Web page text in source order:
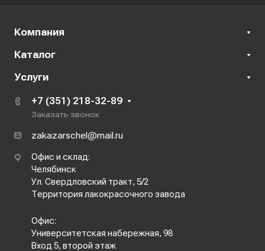
Компания
Каталог
Услуги
+7 (351) 218-32-89
Заказать звонок
zakazarschel@mail.ru
Офис и склад:
Челябинск
Ул. Свердловский тракт, 5/2
Территория лакокрасочного завода
Офис:
Университетская набережная, 98
Вход 5, второй этаж